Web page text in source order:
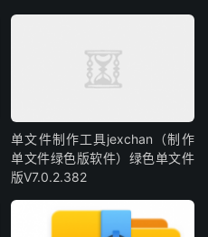
单文件制作工具jexchan（制作
单文件绿色版软件）绿色单文件
版V7.0.2.382